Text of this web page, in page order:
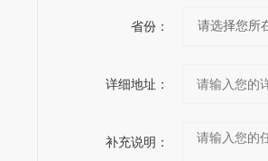
省份：
详细地址：
补充说明：